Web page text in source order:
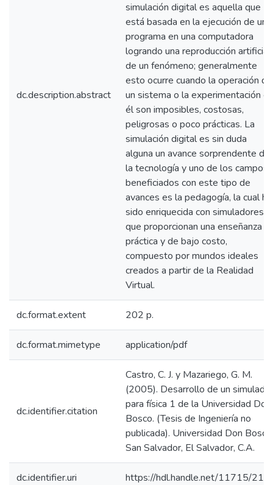
dc.description.abstract
simulación digital es aquella que
está basada en la ejecución de un
programa en una computadora
logrando una reproducción artificial
de un fenómeno; generalmente
esto ocurre cuando la operación de
un sistema o la experimentación en
él son imposibles, costosas,
peligrosas o poco prácticas. La
simulación digital es sin duda
alguna un avance sorprendente de
la tecnología y uno de los campos
beneficiados con este tipo de
avances es la pedagogía, la cual ha
sido enriquecida con simuladores
que proporcionan una enseñanza
práctica y de bajo costo,
compuesto por mundos ideales
creados a partir de la Realidad
Virtual.
dc.format.extent 202 p.
dc.format.mimetype application/pdf
dc.identifier.citation
Castro, C. J. y Mazariego, G. M.
(2005). Desarrollo de un simulador
para física 1 de la Universidad Don
Bosco. (Tesis de Ingeniería no
publicada). Universidad Don Bosco,
San Salvador, El Salvador, C.A.
dc.identifier.uri https://hdl.handle.net/11715/